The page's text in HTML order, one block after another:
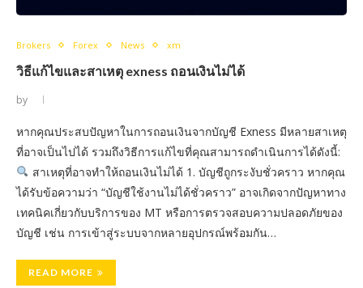
Brokers Forex News xm
วิธีแก้ไขและสาเหตุ exness ถอนเงินไม่ได้
by
หากคุณประสบปัญหาในการถอนเงินจากบัญชี Exness มีหลายสาเหตุ
ที่อาจเป็นไปได้ รวมถึงวิธีการแก้ไขที่คุณสามารถดำเนินการได้ดังนี้:
สาเหตุที่อาจทำให้ถอนเงินไม่ได้ 1. บัญชีถูกระงับชั่วคราว หากคุณ
ได้รับข้อความว่า “บัญชีใช้งานไม่ได้ชั่วคราว” อาจเกิดจากปัญหาทาง
เทคนิคเกี่ยวกับบริการของ MT หรือการตรวจสอบความปลอดภัยของ
บัญชี เช่น การเข้าสู่ระบบจากหลายอุปกรณ์พร้อมกัน…
READ MORE